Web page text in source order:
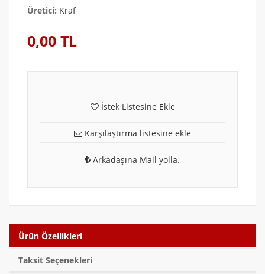
Üretici: Kraf
0,00 TL
İstek Listesine Ekle
Karşılaştırma listesine ekle
Arkadaşına Mail yolla.
Ürün Özellikleri
Taksit Seçenekleri